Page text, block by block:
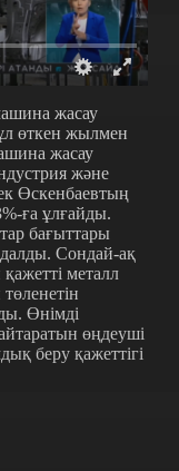
жасау
өткен жылмен
жасау
және
Өскенбаевтың
ға ұлғайды.
бағыттары
Сондай-ақ
металл
Өнімді
өңдеуші
беру қажеттігі